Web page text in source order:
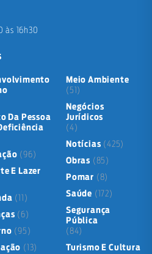
às 16h30
Da Pessoa
(96)
E Lazer
(11)
(6)
(95)
(13)
Meio Ambiente
(51)
Negócios
Jurídicos
(4)
Notícias (425)
Obras (85)
Pomar (8)
Saúde (172)
Segurança
Pública
(84)
Turismo E Cultura